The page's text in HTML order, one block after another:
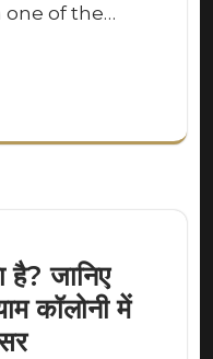
one of the…
है? जानिए
कॉलोनी में